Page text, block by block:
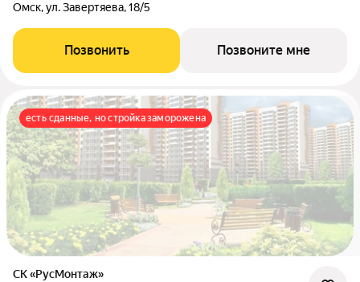
Омск, ул. Завертяева, 18/5
Позвонить Позвоните мне
есть сданные, но стройка заморожена
СК «РусМонтаж»